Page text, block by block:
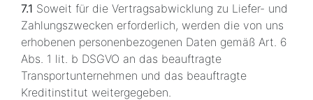
7.1 Soweit für die Vertragsabwicklung zu Liefer- und
Zahlungszwecken erforderlich, werden die von uns
erhobenen personenbezogenen Daten gemäß Art. 6
Abs. 1 lit. b DSGVO an das beauftragte
Transportunternehmen und das beauftragte
Kreditinstitut weitergegeben.